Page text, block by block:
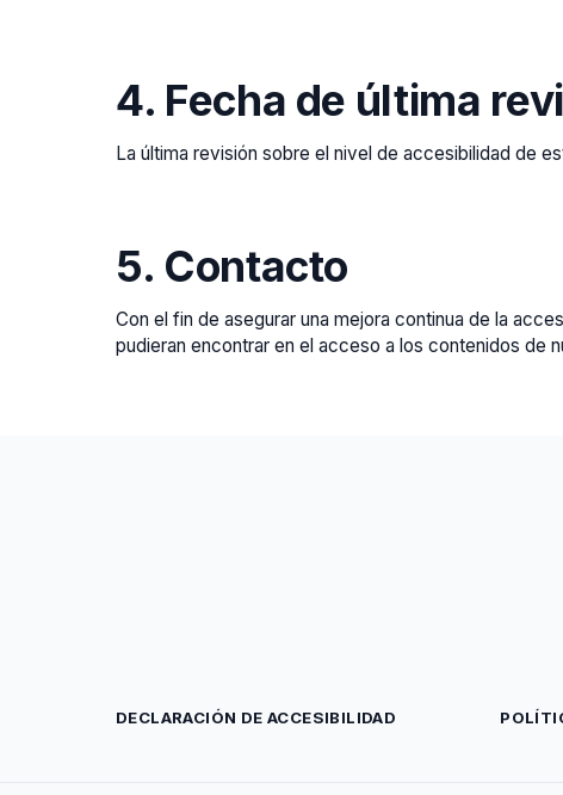
4. Fecha de última
La última revisión sobre el nivel de accesibilidad de
5. Contacto
Con el fin de asegurar una mejora continua de la
pudieran encontrar en el acceso a los contenidos de
DECLARACIÓN DE ACCESIBILIDAD